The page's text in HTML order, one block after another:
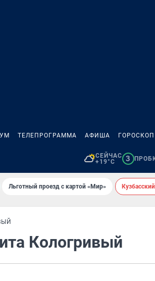
ТЕЛЕПРОГРАММА АФИША ГОРОСКОП
СЕЙЧАС
+19°C
3
Льготный проезд с картой «Мир»
Кологривый